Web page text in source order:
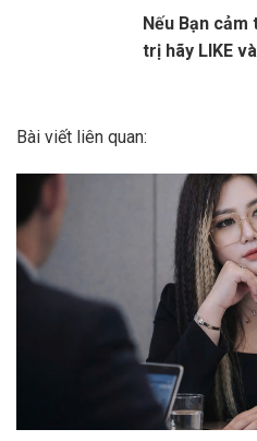
Nếu Bạn
trị hãy LIKE
Bài viết liên quan: